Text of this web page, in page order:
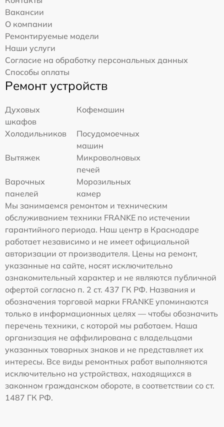
Вакансии
О компании
Ремонтируемые модели
Наши услуги
Согласие на обработку персональных данных
Способы оплаты
Ремонт устройств
Духовых
шкафов
Кофемашин
Холодильников
Посудомоечных
машин
Вытяжек
Микроволновых
печей
Варочных
панелей
Морозильных
камер
Мы занимаемся ремонтом и техническим
обслуживанием техники FRANKE по истечении
гарантийного периода. Наш центр в Краснодаре
работает независимо и не имеет официальной
авторизации от производителя. Цены на ремонт,
указанные на сайте, носят исключительно
ознакомительный характер и не являются публичной
офертой согласно п. 2 ст. 437 ГК РФ. Названия и
обозначения торговой марки FRANKE упоминаются
только в информационных целях — чтобы обозначить
перечень техники, с которой мы работаем. Наша
организация не аффилирована с владельцами
указанных товарных знаков и не представляет их
интересы. Все виды ремонтных работ выполняются
исключительно на устройствах, находящихся в
законном гражданском обороте, в соответствии со ст.
1487 ГК РФ.